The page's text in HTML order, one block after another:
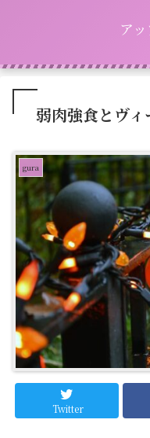
ア
弱肉強食とヴィ
gura
Twitter